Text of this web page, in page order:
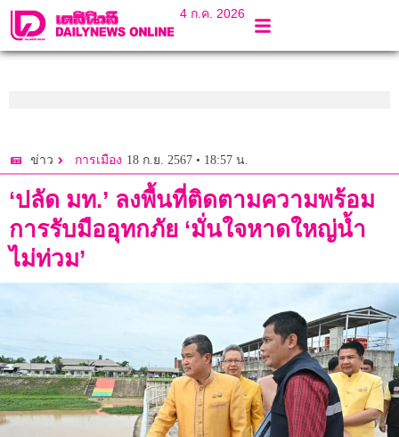
4 ก.ค. 2026
ข่าว การเมือง 18 ก.ย. 2567 • 18:57 น.
‘ปลัด มท.’ ลงพื้นที่ติดตามความพร้อม
การรับมืออุทกภัย ‘มั่นใจหาดใหญ่น้ำ
ไม่ท่วม’